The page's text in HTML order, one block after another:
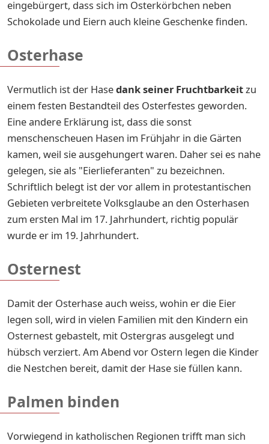
eingebürgert, dass sich im Osterkörbchen neben
Schokolade und Eiern auch kleine Geschenke finden.
Osterhase
Vermutlich ist der Hasedank seiner Fruchtbarkeitzu
einem festen Bestandteil des Osterfestes geworden.
Eine andere Erklärung ist, dass die sonst
menschenscheuen Hasen im Frühjahr in die Gärten
kamen, weil sie ausgehungert waren. Daher sei es nahe
gelegen, sie als "Eierlieferanten" zu bezeichnen.
Schriftlich belegt ist der vor allem in protestantischen
Gebieten verbreitete Volksglaube an den Osterhasen
zum ersten Mal im 17. Jahrhundert, richtig populär
wurde er im 19. Jahrhundert.
Osternest
Damit der Osterhase auch weiss, wohin er die Eier
legen soll, wird in vielen Familien mit den Kindern ein
Osternest gebastelt, mit Ostergras ausgelegt und
hübsch verziert. Am Abend vor Ostern legen die Kinder
die Nestchen bereit, damit der Hase sie füllen kann.
Palmen binden
Vorwiegend in katholischen Regionen trifft man sich